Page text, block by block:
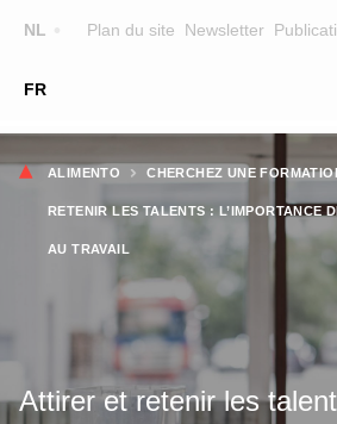
NL
FR
Plan du site Newsletter
Main
navigation
SUR ALIMENTO
ZOEK EEN
Fil
d'Ariane
ALIMENTO CHERCHEZ UNE
RETENIR LES TALENTS : L’IMPORTANCE
AU TRAVAIL
Attirer et retenir les